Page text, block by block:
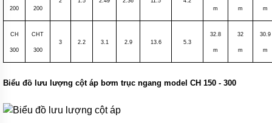
Bơm
ngoài
dùng
độ
thấp
Máy
200 200 m m m
CH
300
CHT
300
3 2.2 3.1 2.9 13.6 5.3
32.8
m
32
m
30.9
m
Biểu đồ lưu lượng cột áp bơm trục ngang model CH 150 - 300